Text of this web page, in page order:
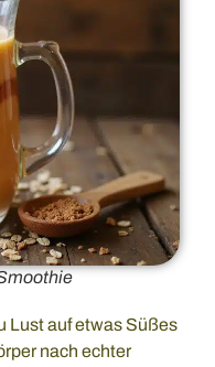
Lust auf etwas Süßes
nach echter